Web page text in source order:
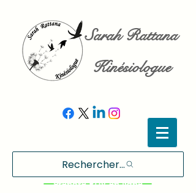
Sarah Rattana
Kinésiologue
Rechercher...
Prendre RDV en ligne